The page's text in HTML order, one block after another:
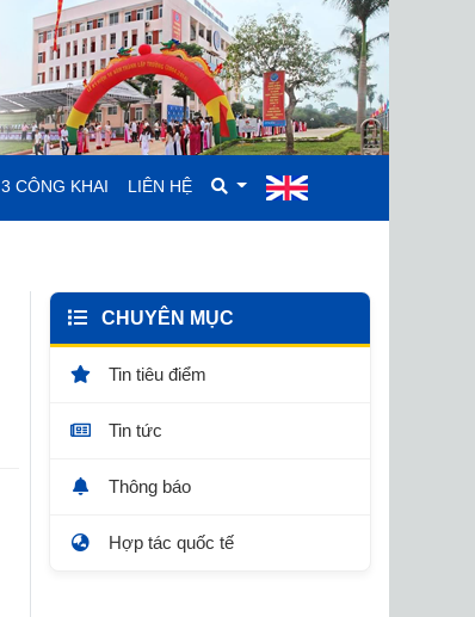
3 CÔNG KHAI LIÊN HỆ
CHUYÊN MỤC
Tin tiêu điểm
Tin tức
Thông báo
Hợp tác quốc tế